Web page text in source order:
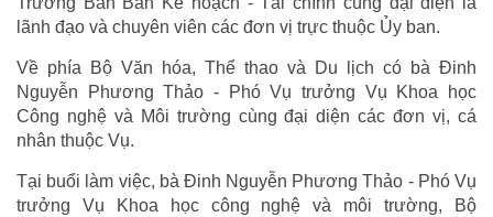
lãnh đạo và chuyên viên các đơn vị trực thuộc Ủy ban.
Về phía Bộ Văn hóa, Thể thao và Du lịch có bà Đinh
Nguyễn Phương Thảo - Phó Vụ trưởng Vụ Khoa học
Công nghệ và Môi trường cùng đại diện các đơn vị, cá
nhân thuộc Vụ.
Tại buổi làm việc, bà Đinh Nguyễn Phương Thảo - Phó Vụ
trưởng Vụ Khoa học công nghệ và môi trường, Bộ